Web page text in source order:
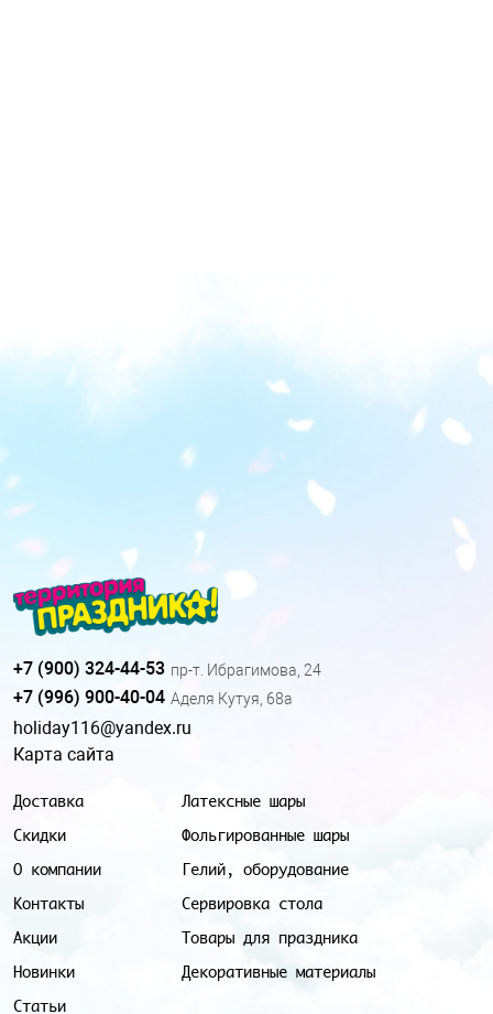
Доставка
Скидки
О компании
Контакты
Акции
Новинки
Статьи
Латексные шары
Фольгированные шары
Гелий, оборудование
Сервировка стола
Товары для праздника
Декоративные материалы
+7 (900) 324-44-53 пр-т. Ибрагимова, 24
+7 (996) 900-40-04 Аделя Кутуя, 68а
holiday116@yandex.ru
Карта сайта